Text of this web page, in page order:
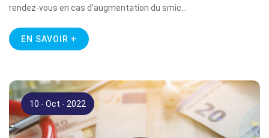
rendez-vous en cas d’augmentation du smic…
EN SAVOIR +
10 - Oct - 2022